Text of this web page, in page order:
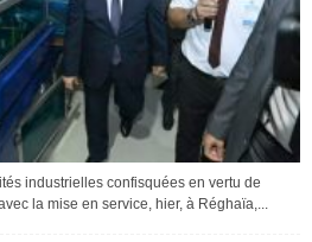
industrielles confisquées en vertu de
la mise en service, hier, à Réghaïa,...